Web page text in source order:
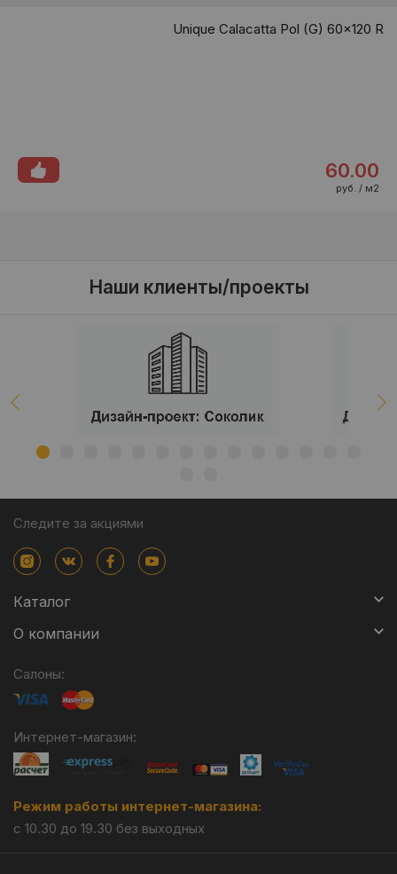
Unique Calacatta Pol (G) 60x120 R
60.00
руб. / м2
Наши клиенты/проекты
Следите за акциями
Каталог
О компании
Салоны:
Интернет-магазин:
Режим работы интернет-магазина:
с 10.30 до 19.30 без выходных